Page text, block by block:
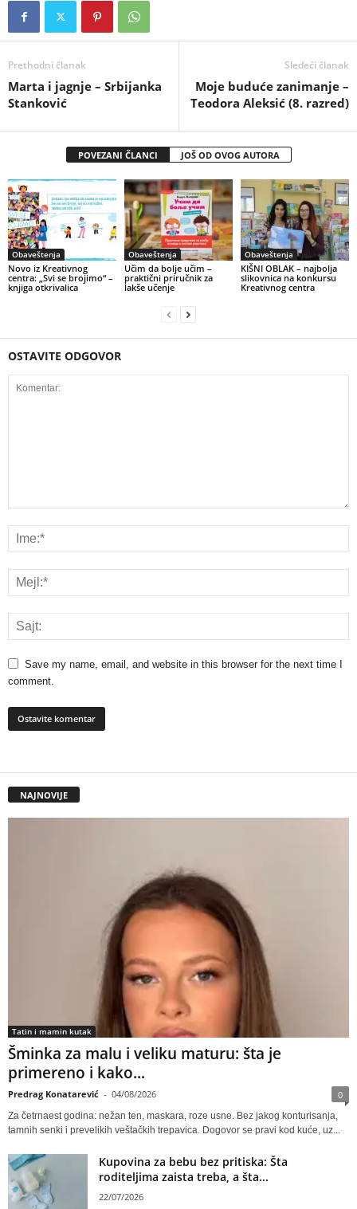
Prethodni članak
Marta i jagnje – Srbijanka
Stanković
Sledeći članak
Moje buduće zanimanјe –
Teodora Aleksić (8. razred)
POVEZANI ČLANCI JOŠ OD OVOG AUTORA
Obaveštenja
Novo iz Kreativnog
centra: „Svi se brojimo“ –
knjiga otkrivalica
Obaveštenja
Učim da bolje učim –
praktični priručnik za
lakše učenje
Obaveštenja
KIŠNI OBLAK – najbolja
slikovnica na konkursu
Kreativnog centra
OSTAVITE ODGOVOR
Save my name, email, and website in this browser for the next time I
comment.
NAJNOVIJE
Tatin i mamin kutak
Šminka za malu i veliku maturu: šta je
primereno i kako...
Predrag Konatarević - 04/08/2026 0
Za četrnaest godina: nežan ten, maskara, roze usne. Bez jakog konturisanja,
tamnih senki i prevelikih veštačkih trepavica. Dogovor se pravi kod kuće, uz...
Kupovina za bebu bez pritiska: Šta
roditeljima zaista treba, a šta...
22/07/2026